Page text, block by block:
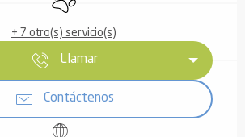
+ 7 otro(s) servicio(s)
Llamar
Contáctenos